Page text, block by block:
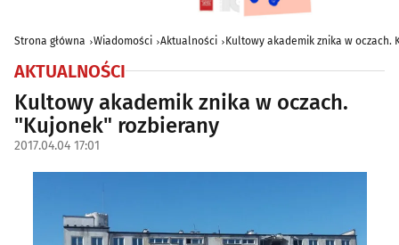
Strona główna Wiadomości Aktualności Kultowy akademik znika w oczach.
AKTUALNOŚCI
Kultowy akademik znika w oczach.
"Kujonek" rozbierany
2017.04.04 17:01